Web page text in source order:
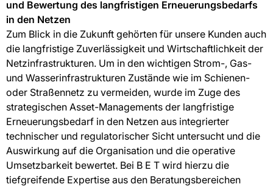
und Bewertung des langfristigen Erneuerungsbedarfs
in den Netzen
Zum Blick in die Zukunft gehörten für unsere Kunden auch
die langfristige Zuverlässigkeit und Wirtschaftlichkeit der
Netzinfrastrukturen. Um in den wichtigen Strom-, Gas-
und Wasserinfrastrukturen Zustände wie im Schienen-
oder Straßennetz zu vermeiden, wurde im Zuge des
strategischen Asset-Managements der langfristige
Erneuerungsbedarf in den Netzen aus integrierter
technischer und regulatorischer Sicht untersucht und die
Auswirkung auf die Organisation und die operative
Umsetzbarkeit bewertet. Bei B E T wird hierzu die
tiefgreifende Expertise aus den Beratungsbereichen